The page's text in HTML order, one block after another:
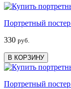
Портретный постер
330 руб.
В КОРЗИНУ
Портретный постер